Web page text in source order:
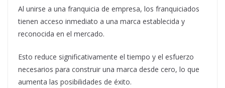
Al unirse a una franquicia de empresa, los franquiciados
tienen acceso inmediato a una marca establecida y
reconocida en el mercado.
Esto reduce significativamente el tiempo y el esfuerzo
necesarios para construir una marca desde cero, lo que
aumenta las posibilidades de éxito.